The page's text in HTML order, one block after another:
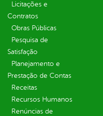
Licitações e
Contratos
Obras Públicas
Pesquisa de
Satisfação
Planejamento e
Prestação de Contas
Receitas
Recursos Humanos
Renúncias de